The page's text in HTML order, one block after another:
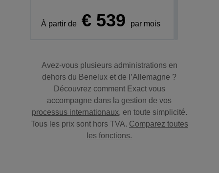
À partir de € 539 par mois
Avez-vous plusieurs administrations en
dehors du Benelux et de l’Allemagne ?
Découvrez comment Exact vous
accompagne dans la gestion de vos
processus internationaux, en toute simplicité.
Tous les prix sont hors TVA. Comparez toutes
les fonctions.